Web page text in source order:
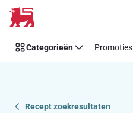
Overslaan
Recipe
Details
Categorieën Promoties
Recept zoekresultaten